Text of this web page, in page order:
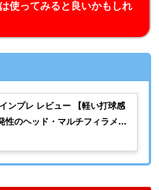
使ってみると良いかもしれ
レビュー 【軽い打球感
性のヘッド・マルチフィラメン